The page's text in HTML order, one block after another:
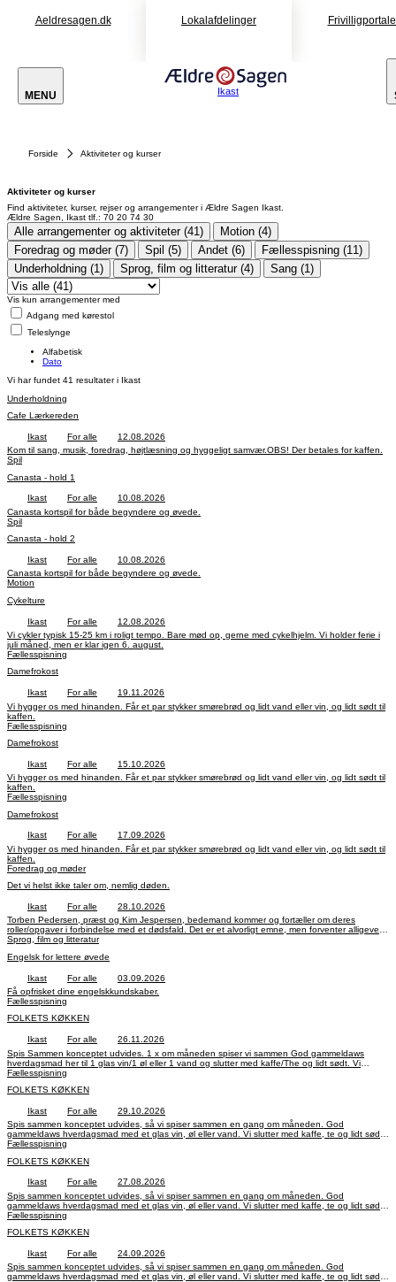
Aeldresagen.dk Lokalafdelinger
MENU Ikast
Forside Aktiviteter og kurser
Aktiviteter og kurser
Find aktiviteter, kurser, rejser og arrangementer i Ældre Sagen Ikast.
Ældre Sagen, Ikast tlf.: 70 20 74 30
Alle arrangementer og aktiviteter (41)
Motion (4)
Foredrag og møder (7)
Spil (5) Andet (6)
Fællesspisning (11)
Underholdning (1)
Sprog, film og litteratur (4) Sang (1)
Vis kun arrangementer med
Adgang med kørestol
Teleslynge
Alfabetisk
Dato
Vi har fundet 41 resultater i Ikast
Underholdning
Cafe Lærkereden
Ikast For alle
12.08.2026
Kom til sang, musik, foredrag, højtlæsning og hyggeligt samvær.OBS! Der betales for kaffen.
Spil
Canasta - hold 1
Ikast For alle
10.08.2026
Canasta kortspil for både begyndere og øvede.
Spil
Canasta - hold 2
Ikast For alle
10.08.2026
Canasta kortspil for både begyndere og øvede.
Motion
Cykelture
Ikast For alle
12.08.2026
Vi cykler typisk 15-25 km i roligt tempo. Bare mød op, gerne med cykelhjelm. Vi holder ferie i
juli måned, men er klar igen 6. august.
Fællesspisning
Damefrokost
Ikast For alle
19.11.2026
Vi hygger os med hinanden. Får et par stykker smørebrød og lidt vand eller vin, og lidt sødt til
kaffen.
Fællesspisning
Damefrokost
Ikast For alle
15.10.2026
Vi hygger os med hinanden. Får et par stykker smørebrød og lidt vand eller vin, og lidt sødt til
kaffen.
Fællesspisning
Damefrokost
Ikast For alle
17.09.2026
Vi hygger os med hinanden. Får et par stykker smørebrød og lidt vand eller vin, og lidt sødt til
kaffen.
Foredrag og møder
Det vi helst ikke taler om, nemlig døden.
Ikast For alle
28.10.2026
Torben Pedersen, præst og Kim Jespersen, bedemand kommer og fortæller om deres
roller/opgaver i forbindelse med et dødsfald. Det er et alvorligt emne, men forventer alligevel,
at det bliver en god eftermiddag. Deltagelse er gratis.
Sprog, film og litteratur
Engelsk for lettere øvede
Ikast For alle
03.09.2026
Få opfrisket dine engelskkundskaber.
Fællesspisning
FOLKETS KØKKEN
Ikast For alle
26.11.2026
Spis Sammen konceptet udvides. 1 x om måneden spiser vi sammen God gammeldaws
hverdagsmad her til 1 glas vin/1 øl eller 1 vand og slutter med kaffe/The og lidt sødt. Vi
synger en sang eller 2 Måske er der en der vil fortælle om Ikast i Gamle dage Byd ind med
Fællesspisning
FOLKETS KØKKEN
Ikast For alle
29.10.2026
Spis sammen konceptet udvides, så vi spiser sammen en gang om måneden. God
gammeldaws hverdagsmad med et glas vin, øl eller vand. Vi slutter med kaffe, te og lidt sødt,
og vi synger en sang eller to. Måske er der en der vil fortælle om Ikast i gamle dage. Byd ind
Fællesspisning
FOLKETS KØKKEN
Ikast For alle
27.08.2026
Spis sammen konceptet udvides, så vi spiser sammen en gang om måneden. God
gammeldaws hverdagsmad med et glas vin, øl eller vand. Vi slutter med kaffe, te og lidt sødt,
og vi synger en sang eller to. Måske er der en der vil fortælle om Ikast i gamle dage. Byd ind
Fællesspisning
FOLKETS KØKKEN
Ikast For alle
24.09.2026
Spis sammen konceptet udvides, så vi spiser sammen en gang om måneden. God
gammeldaws hverdagsmad med et glas vin, øl eller vand. Vi slutter med kaffe, te og lidt sødt,